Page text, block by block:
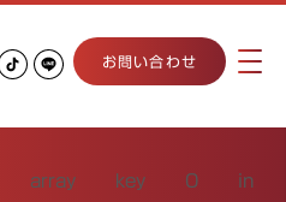
お問い合わせ
array key 0 in